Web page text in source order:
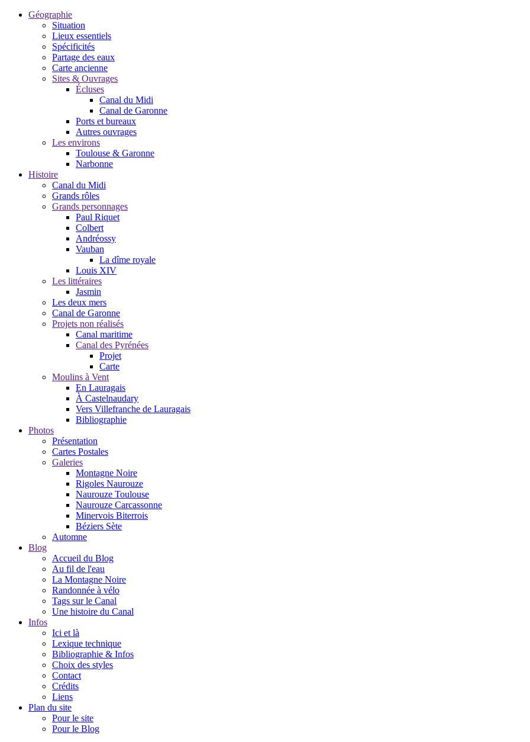
Géographie
Situation
Lieux essentiels
Spécificités
Partage des eaux
Carte ancienne
Sites & Ouvrages
Écluses
Canal du Midi
Canal de Garonne
Ports et bureaux
Autres ouvrages
Les environs
Toulouse & Garonne
Narbonne
Histoire
Canal du Midi
Grands rôles
Grands personnages
Paul Riquet
Colbert
Andréossy
Vauban
La dîme royale
Louis XIV
Les littéraires
Jasmin
Les deux mers
Canal de Garonne
Projets non réalisés
Canal maritime
Canal des Pyrénées
Projet
Carte
Moulins à Vent
En Lauragais
À Castelnaudary
Vers Villefranche de Lauragais
Bibliographie
Photos
Présentation
Cartes Postales
Galeries
Montagne Noire
Rigoles Naurouze
Naurouze Toulouse
Naurouze Carcassonne
Minervois Biterrois
Béziers Sète
Automne
Blog
Accueil du Blog
Au fil de l'eau
La Montagne Noire
Randonnée à vélo
Tags sur le Canal
Une histoire du Canal
Infos
Ici et là
Lexique technique
Bibliographie & Infos
Choix des styles
Contact
Crédits
Liens
Plan du site
Pour le site
Pour le Blog